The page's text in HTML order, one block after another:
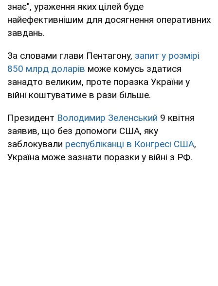
знає", ураження яких цілей буде
найефективнішим для досягнення оперативних
завдань.
За словами глави Пентагону, запит у розмірі
850 млрд доларів може комусь здатися
занадто великим, проте поразка України у
війні коштуватиме в рази більше.
Президент Володимир Зеленський 9 квітня
заявив, що без допомоги США, яку
заблокували республіканці в Конгресі США,
Україна може зазнати поразки у війні з РФ.